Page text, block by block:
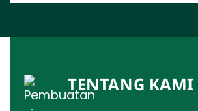
TENTANG KAMI